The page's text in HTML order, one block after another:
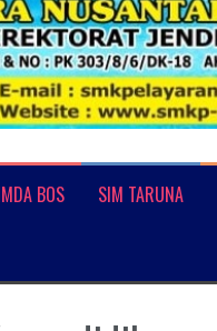
BOS SIM TARUNA